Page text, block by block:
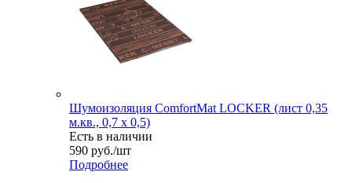
Шумоизоляция ComfortMat LOCKER (лист 0,35
м.кв., 0,7 х 0,5)
Есть в наличии
590 руб./шт
Подробнее